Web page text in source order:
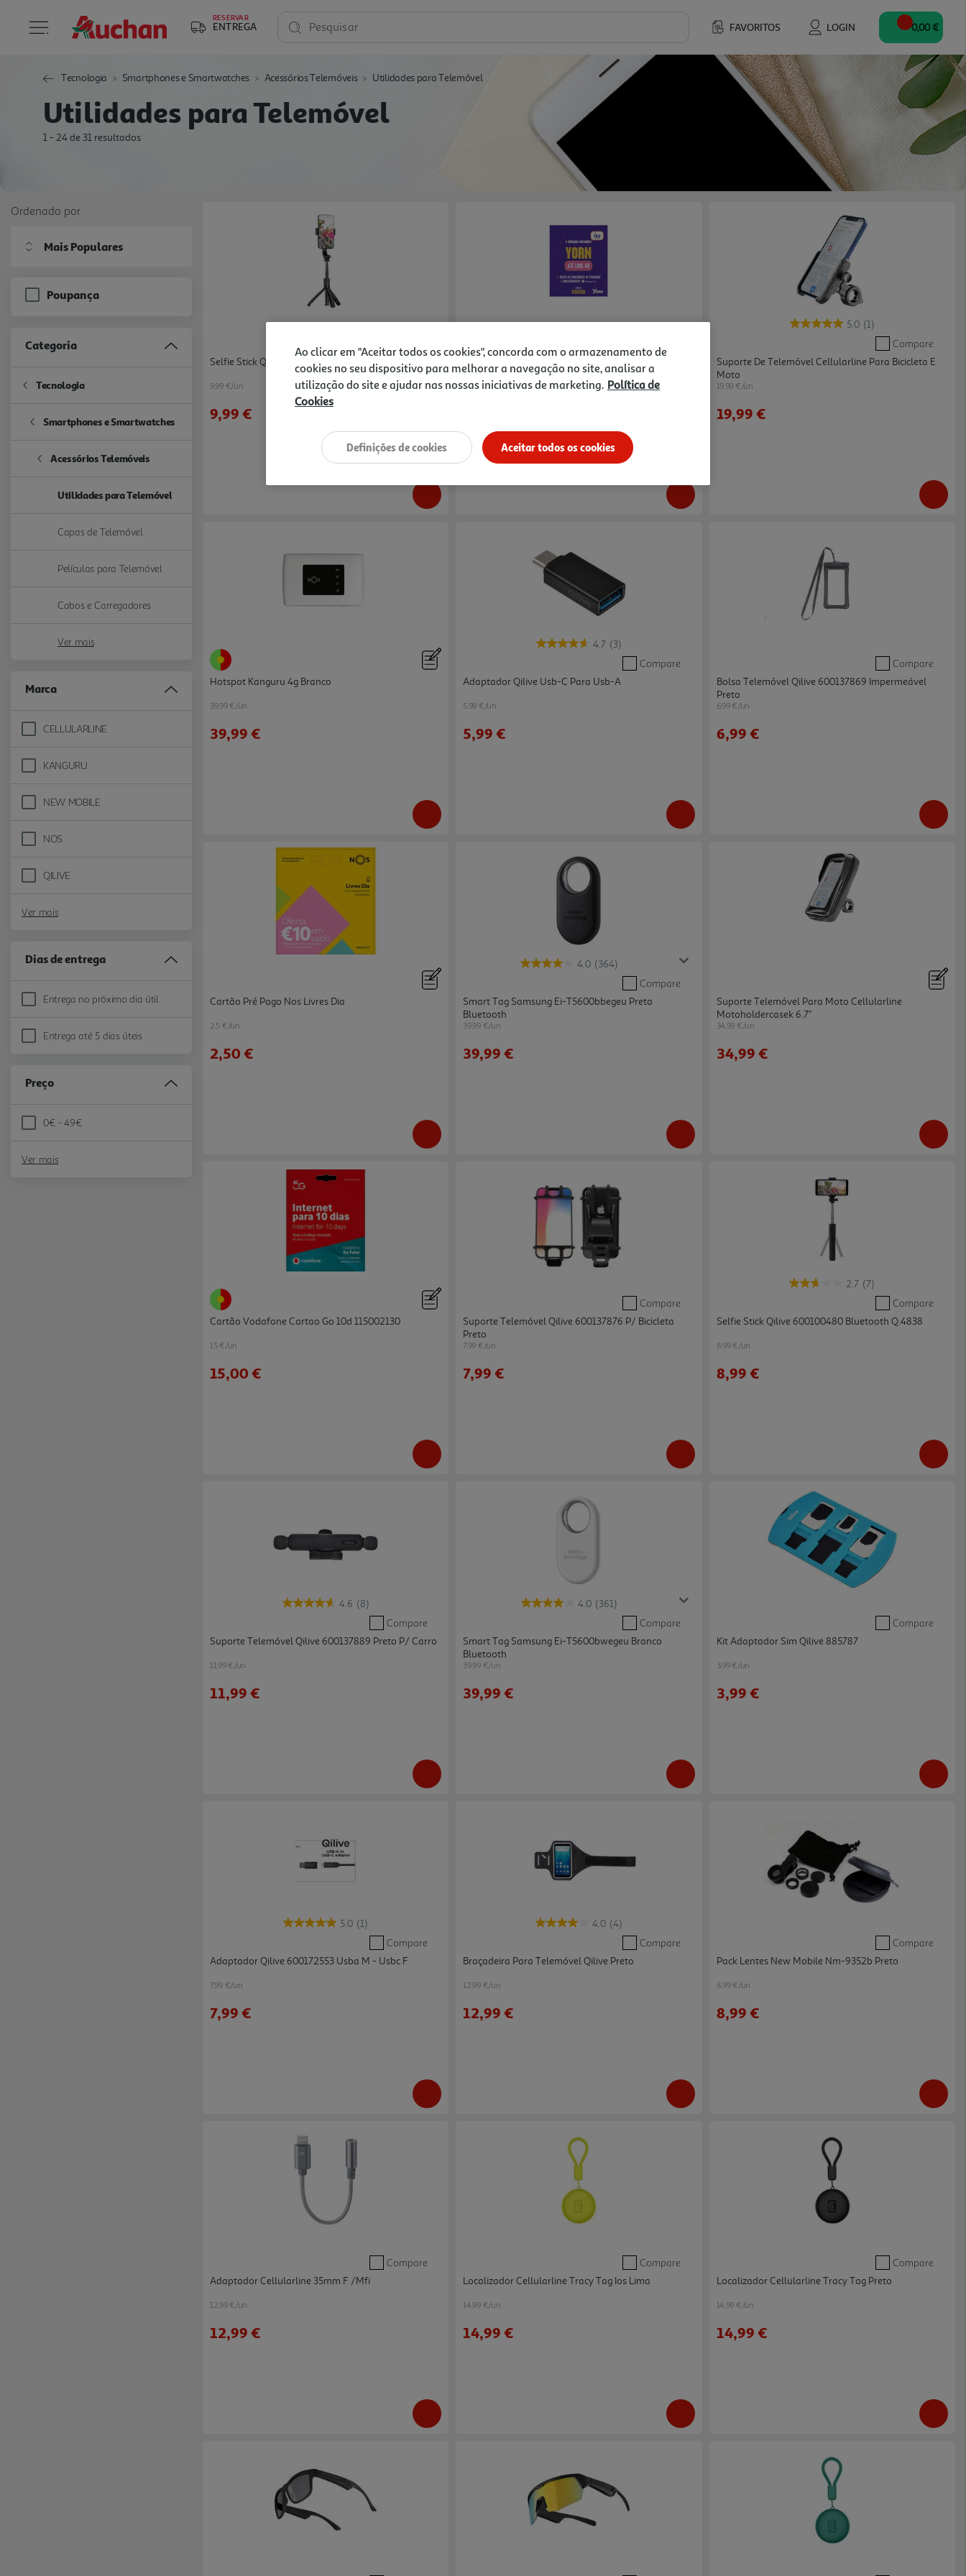
RESERVAR
ENTREGA FAVORITOS LOGIN
Pesquisar 0,00 €
Tecnologia Smartphones e Smartwatches Acessórios Telemóveis Utilidades para Telemóvel
Utilidades para Telemóvel
1 - 24 de 31 resultados
Ordenado por
Mais Populares
Poupança
Categoria
Tecnologia
Refine by Categoria: Tecnologia
Smartphones e Smartwatches
Refine by Categoria: Smartphones e Smartwatches
Acessórios Telemóveis
Refine by Categoria: Acessórios Telemóveis
Utilidades para Telemóvel
selected Currently Refined by Categoria: Utilidades para Telemóvel
Capas de Telemóvel
Refine by Categoria: Capas de Telemóvel
Películas para Telemóvel
Refine by Categoria: Películas para Telemóvel
Cabos e Carregadores
Refine by Categoria: Cabos e Carregadores
Ver mais
Marca
CELLULARLINE
Refine by Marca: CELLULARLINE
KANGURU
Refine by Marca: KANGURU
NEW MOBILE
Refine by Marca: NEW MOBILE
NOS
Refine by Marca: NOS
QILIVE
Refine by Marca: QILIVE
Ver mais
Dias de entrega
Entrega no próximo dia útil
Refine by Dias de entrega: Entrega no próximo dia útil
Entrega até 5 dias úteis
Refine by Dias de entrega: Entrega até 5 dias úteis
Preço
0€ - 49€
Refine by Preço: 0€ - 49€
Ver mais
Selfie Stick Qilive Q.8875 Bluetooth
9.99 €/un
9,99 €
Cartão Yorn 2023 77 115002151
9.9 €/un
5.0 (1)
Compare
Suporte De Telemóvel Cellularline Para Bicicleta E
Moto
19.99 €/un
19,99 €
Hotspot Kanguru 4g Branco
39.99 €/un
39,99 €
4.7 (3)
Compare
Adaptador Qilive Usb-C Para Usb-A
5.99 €/un
5,99 €
Compare
Bolsa Telemóvel Qilive 600137869 Impermeável
Preto
6.99 €/un
6,99 €
Cartão Pré Pago Nos Livres Dia
2.5 €/un
2,50 €
4.0 (364)
Compare
Smart Tag Samsung Ei-T5600bbegeu Preta
Bluetooth
39.99 €/un
39,99 €
Suporte Telemóvel Para Moto Cellularline
Motoholdercasek 6.7"
34.99 €/un
34,99 €
Cartão Vodafone Cartao Go 10d 115002130
15 €/un
15,00 €
Compare
Suporte Telemóvel Qilive 600137876 P/ Bicicleta
Preto
7.99 €/un
7,99 €
2.7 (7)
Compare
Selfie Stick Qilive 600100480 Bluetooth Q.4838
8.99 €/un
8,99 €
4.6 (8)
Compare
Suporte Telemóvel Qilive 600137889 Preto P/ Carro
11.99 €/un
11,99 €
4.0 (361)
Compare
Smart Tag Samsung Ei-T5600bwegeu Branco
Bluetooth
39.99 €/un
39,99 €
Compare
Kit Adaptador Sim Qilive 885787
3.99 €/un
3,99 €
5.0 (1)
Compare
Adaptador Qilive 600172553 Usba M - Usbc F
7.99 €/un
7,99 €
4.0 (4)
Compare
Braçadeira Para Telemóvel Qilive Preto
12.99 €/un
12,99 €
Compare
Pack Lentes New Mobile Nm-9352b Preto
8.99 €/un
8,99 €
Compare
Adaptador Cellularline 35mm F /mfi
12.99 €/un
12,99 €
Compare
Localizador Cellularline Tracy Tag Ios Lima
14.99 €/un
14,99 €
Compare
Localizador Cellularline Tracy Tag Preto
14.99 €/un
14,99 €
Ao clicar em "Aceitar todos os cookies", concorda com o armazenamento de
cookies no seu dispositivo para melhorar a navegação no site, analisar a
utilização do site e ajudar nas nossas iniciativas de marketing. Política de
Cookies
Aceitar todos os cookies
Definições de cookies